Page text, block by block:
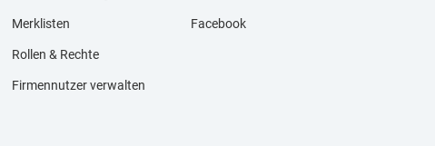
Merklisten
Rollen & Rechte
Firmennutzer verwalten
Facebook